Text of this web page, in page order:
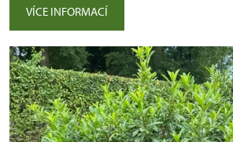
VÍCE INFORMACÍ